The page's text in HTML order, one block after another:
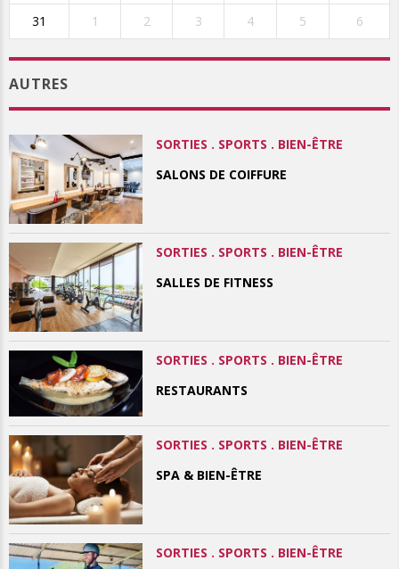
31 1 2 3 4 5 6
AUTRES
SORTIES . SPORTS . BIEN-ÊTRE
SALONS DE COIFFURE
SORTIES . SPORTS . BIEN-ÊTRE
SALLES DE FITNESS
SORTIES . SPORTS . BIEN-ÊTRE
RESTAURANTS
SORTIES . SPORTS . BIEN-ÊTRE
SPA & BIEN-ÊTRE
SORTIES . SPORTS . BIEN-ÊTRE